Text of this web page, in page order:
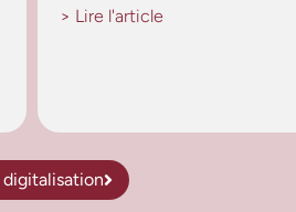
> Lire l'article
digitalisation